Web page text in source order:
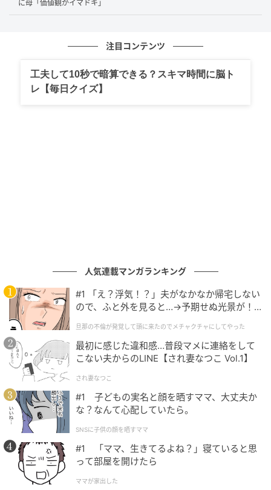
イラストレーター・漫画家・動画クリエイターとし
で発信しています。
作品をもっとみる
に母「価値観がイマドキ」
注目コンテンツ
工夫して10秒で暗算できる？スキマ時間に脳ト
レ【毎日クイズ】
人気連載マンガランキング
#1 「え？浮気！？」夫がなかなか帰宅しない
ので、ふと外を見ると…→予期せぬ光景が！
クチャにしてやった
旦那の不倫が発覚して頭に来たのでメチャクチャにしてやった
最初に感じた違和感…普段マメに連絡をして
こない夫からのLINE【され妻なつこ Vol.1】
され妻なつこ
#1 子どもの実名と顔を晒すママ、大丈夫か
な？なんて心配していたら。
SNSに子供の顔を晒すママ
#1 「ママ、生きてるよね？」寝ていると思
って部屋を開けたら
ママが家出した